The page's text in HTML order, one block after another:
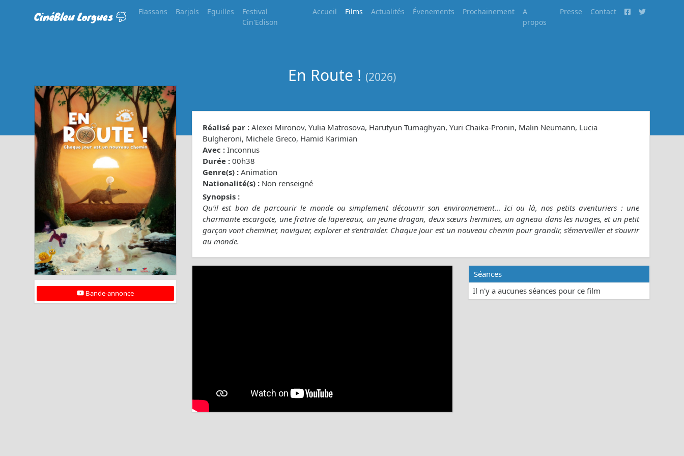
CinéBleu Lorgues Flassans Barjols Eguilles
Festival
Cin'Edison
Accueil Films Actualités Évenements Prochainement
A
propos
Presse Contact
En Route ! (2026)
Bande-annonce
Réalisé par : Alexei Mironov, Yulia Matrosova, Harutyun Tumaghyan, Yuri Chaika-Pronin, Malin Neumann, Lucia
Bulgheroni, Michele Greco, Hamid Karimian
Avec : Inconnus
Durée : 00h38
Genre(s) : Animation
Nationalité(s) : Non renseigné
Synopsis :
Qu’il est bon de parcourir le monde ou simplement découvrir son environnement… Ici ou là, nos petits aventuriers : une
charmante escargote, une fratrie de lapereaux, un jeune dragon, deux sœurs hermines, un agneau dans les nuages, et un petit
garçon vont cheminer, naviguer, explorer et s’entraider. Chaque jour est un nouveau chemin pour grandir, s’émerveiller et s’ouvrir
au monde.
Séances
Il n'y a aucunes séances pour ce film